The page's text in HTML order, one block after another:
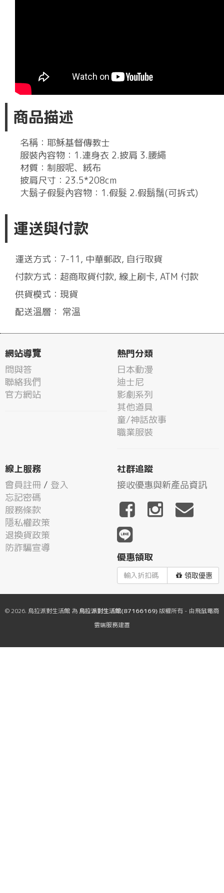
商品描述
名稱：耶穌基督傳教士
服裝內容物：1.連身衣 2.披肩 3.腰繩
材質：制服呢、絨布
披肩尺寸：23.5*208cm
大鬍子假髮內容物：1.假髮 2.假鬍鬚(可拆式)
運送與付款
運送方式：7-11, 中華郵政, 自行取貨
付款方式：超商取貨付款, 線上刷卡, ATM 付款
供貨模式：現貨
配送溫層： 常溫
網站導覽
問與答
聯絡我們
官方網站
熱門分類
日本動漫
迪士尼
影劇系列
其他道具
童/神話故事
職業服裝
線上服務
會員註冊 / 登入
忘記密碼
服務條款
隱私權政策
退換貨政策
防詐騙宣導
社群追蹤
接收優惠與新產品資訊
優惠領取
領取優惠
© 2026. 烏拉派對生活館 為 烏拉派對生活館(87166169)版權所有 - 由飛鼠電商
雲端服務建置